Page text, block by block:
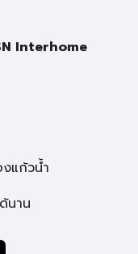
Interhome
แก้วน้ำ
นาน